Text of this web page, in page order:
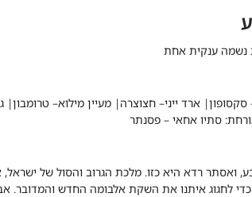
נשמה ענקית אחת
סקסופון| ארד ייני– חצוצרה| מעיין מילוא– טרומבון|
סתיו אחאי – פסנתר
רדא היא כזו. מלכת הגרוב והסול של ישראל,
לחגוג איתנו את השקת אלבומה החדש והמדובר.